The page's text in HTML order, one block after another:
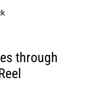
through